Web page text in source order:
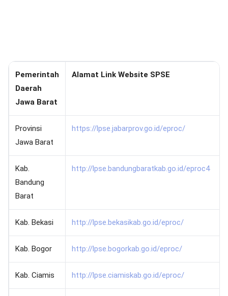
Pemerintah
Daerah
Jawa Barat
Alamat Link Website SPSE
Provinsi
Jawa Barat
https://lpse.jabarprov.go.id/eproc/
Kab.
Bandung
Barat
http://lpse.bandungbaratkab.go.id/eproc4
Kab. Bekasi http://lpse.bekasikab.go.id/eproc/
Kab. Bogor http://lpse.bogorkab.go.id/eproc/
Kab. Ciamis http://lpse.ciamiskab.go.id/eproc/